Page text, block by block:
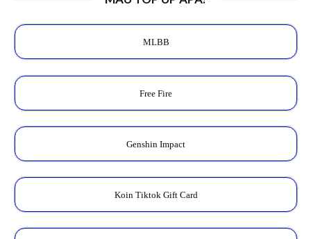
MLBB
Free Fire
Genshin Impact
Koin Tiktok Gift Card